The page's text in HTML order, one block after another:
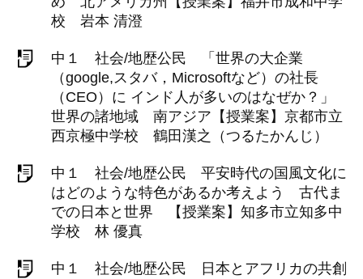
校 岩本 清澄
中１ 社会/地歴公民 「世界の大企業
（google,スタバ，Microsoftなど）の社長
（CEO）に インド人が多いのはなぜか？」
世界の諸地域 南アジア【授業案】京都市立
西京極中学校 鶴田漢之（つるたかんじ）
中１ 社会/地歴公民 平安時代の国風文化に
はどのような特色があるか考えよう 古代ま
での日本と世界 【授業案】知多市立知多中
学校 林 優真
中１ 社会/地歴公民 日本とアフリカの共創